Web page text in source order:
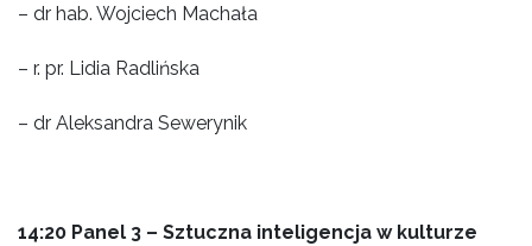
– dr hab. Wojciech Machała
– r. pr. Lidia Radlińska
– dr Aleksandra Sewerynik
14:20 Panel 3 – Sztuczna inteligencja w kulturze